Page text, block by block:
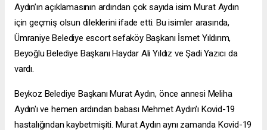
Aydın’ın açıklamasının ardından çok sayıda isim Murat Aydın
için geçmiş olsun dileklerini ifade etti. Bu isimler arasında,
Ümraniye Belediye escort sefaköyBaşkanı İsmet Yıldırım,
Beyoğlu Belediye Başkanı Haydar Ali Yıldız ve Şadi Yazıcı da
vardı.
Beykoz Belediye Başkanı Murat Aydın, önce annesi Meliha
Aydın'ı ve hemen ardından babası Mehmet Aydın'ı Kovid-19
hastalığından kaybetmişiti. Murat Aydın aynı zamanda Kovid-19